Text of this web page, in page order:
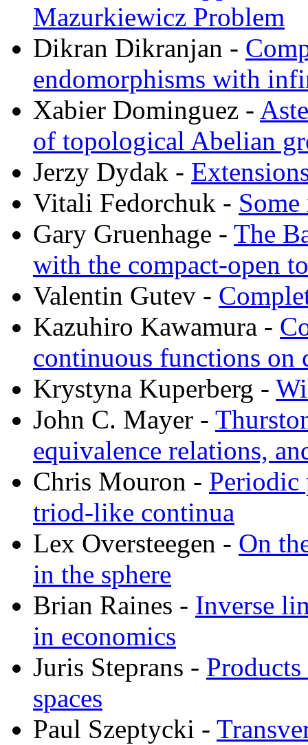
Mazurkiewicz Problem
Dikran Dikranjan -
endomorphisms with
Xabier Dominguez -
of topological Abelian
Jerzy Dydak -
Vitali Fedorchuk -
Gary Gruenhage - The
with the compact-open
Valentin Gutev -
Kazuhiro Kawamura -
continuous functions on
Krystyna Kuperberg -
John C. Mayer -
equivalence relations,
Chris Mouron - Periodic
triod-like continua
Lex Oversteegen - On
in the sphere
Brian Raines - Inverse
in economics
Juris Steprans -
spaces
Paul Szeptycki -